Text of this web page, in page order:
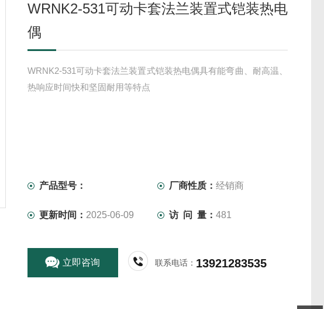
WRNK2-531可动卡套法兰装置式铠装热电
偶
WRNK2-531可动卡套法兰装置式铠装热电偶具有能弯曲、耐高温、
热响应时间快和坚固耐用等特点
产品型号： 厂商性质：经销商
更新时间： 2025-06-09 访 问 量：481
立即咨询 联系电话： 13921283535